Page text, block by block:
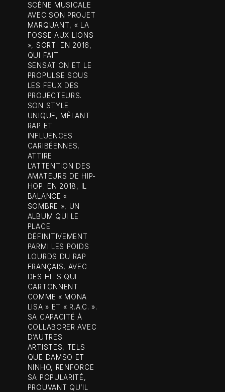
SCÈNE MUSICALE
AVEC SON PROJET
MARQUANT, « LA
FOSSE AUX LIONS
», SORTI EN 2016,
QUI FAIT
SENSATION ET LE
PROPULSE SOUS
LES FEUX DES
PROJECTEURS.
SON STYLE
UNIQUE, MÊLANT
RAP ET
INFLUENCES
CARIBÉENNES,
ATTIRE
L’ATTENTION DES
AMATEURS DE HIP-
HOP. EN 2018, IL
BALANCE «
SOMBRE », UN
ALBUM QUI LE
PLACE
DÉFINITIVEMENT
PARMI LES POIDS
LOURDS DU RAP
FRANÇAIS, AVEC
DES HITS QUI
CARTONNENT
COMME « MONA
LISA » ET « R.A.C. ».
SA CAPACITÉ À
COLLABORER AVEC
D’AUTRES
ARTISTES, TELS
QUE DAMSO ET
NINHO, RENFORCE
SA POPULARITÉ,
PROUVANT QU’IL